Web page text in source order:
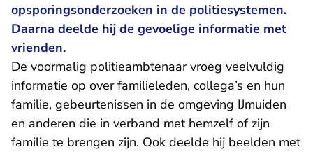
opsporingsonderzoeken in de politiesystemen.
Daarna deelde hij de gevoelige informatie met
vrienden.
De voormalig politieambtenaar vroeg veelvuldig
informatie op over familieleden, collega’s en hun
familie, gebeurtenissen in de omgeving IJmuiden
en anderen die in verband met hemzelf of zijn
familie te brengen zijn. Ook deelde hij beelden met